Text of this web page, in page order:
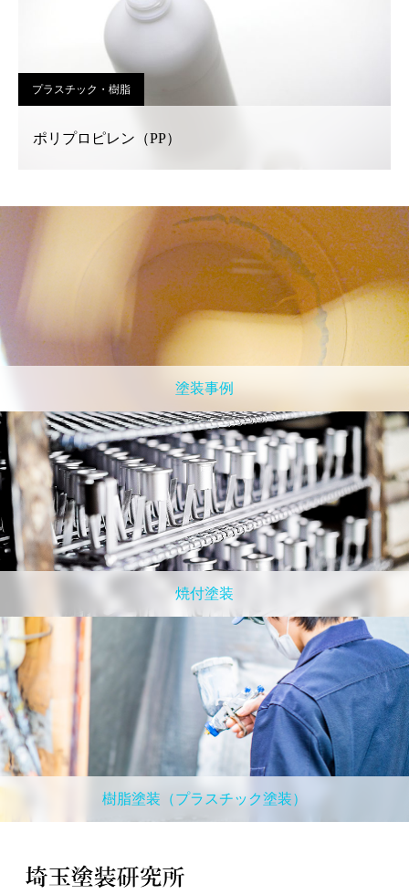
プラスチック・樹脂
ポリプロピレン（PP）
塗装事例
焼付塗装
樹脂塗装（プラスチック塗装）